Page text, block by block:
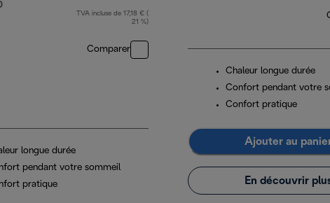
prix original 124,99 €
TVA incluse de 17,18 € (
21 %)
Comparer
longue durée
pendant votre sommeil
pratique
Chaleur longue durée
Confort pendant votre
Confort pratique
Ajouter au
En découvrir